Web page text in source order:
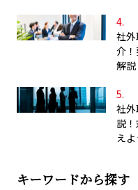
社
介
解説
社
説
えよ
キーワードから探す